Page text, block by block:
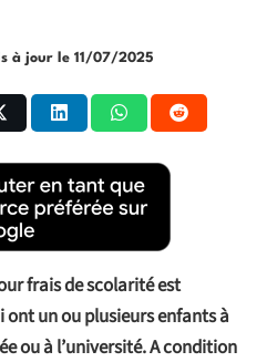
à jour le 11/07/2025
frais de scolarité est
un ou plusieurs enfants à
ou à l’université. A condition